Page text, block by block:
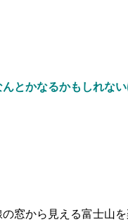
とかなるかもしれな
窓から見える富士山